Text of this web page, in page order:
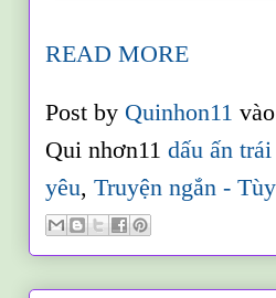
READ MORE
Post by Quinhon11
Qui nhơn11dấu ấn
yêu,Truyện ngắn -